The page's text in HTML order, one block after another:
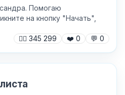
Помогаю
на кнопку "Начать",
🙍‍♂️ 345 299 ❤️ 0 💬 0